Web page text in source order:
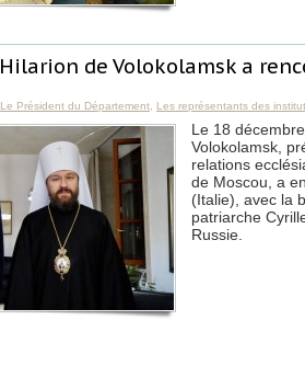
de Volokolamsk a
Le Président du Département Les représentants des
Le 18
Volokolamsk,
relations
de Moscou, a
(Italie), avec la
patriarche
Russie.